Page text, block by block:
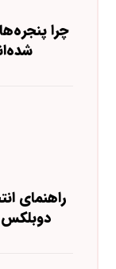
چرا
راهنمای
دوبلکس